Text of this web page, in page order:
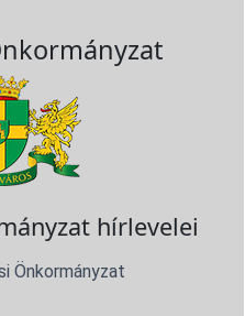
hírlevelei
Önkormányzat